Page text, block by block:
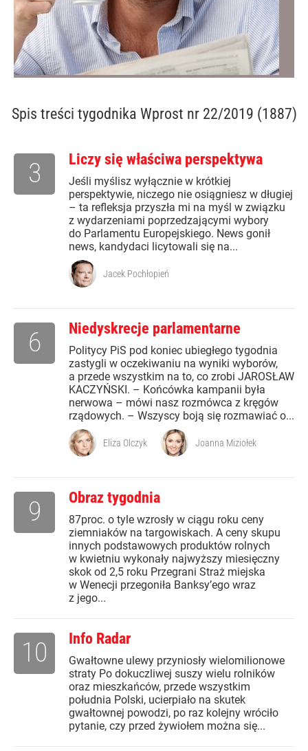
Spis treści tygodnika Wprost nr 22/2019 (1887)
Liczy się właściwa perspektywa
Jeśli myślisz wyłącznie w krótkiej
perspektywie, niczego nie osiągniesz w długiej
– ta refleksja przyszła mi na myśl w związku
z wydarzeniami poprzedzającymi wybory
do Parlamentu Europejskiego. News gonił
news, kandydaci licytowali się na...
3
Jacek Pochłopień
Niedyskrecje parlamentarne
Politycy PiS pod koniec ubiegłego tygodnia
zastygli w oczekiwaniu na wyniki wyborów,
a przede wszystkim na to, co zrobi JAROSŁAW
KACZYŃSKI. – Końcówka kampanii była
nerwowa – mówi nasz rozmówca z kręgów
rządowych. – Wszyscy boją się rozmawiać o...
6
Eliza Olczyk Joanna Miziołek
Obraz tygodnia
87proc. o tyle wzrosły w ciągu roku ceny
ziemniaków na targowiskach. A ceny skupu
innych podstawowych produktów rolnych
w kwietniu wykonały najwyższy miesięczny
skok od 2,5 roku Przegrani Straż miejska
w Wenecji przegoniła Banksy’ego wraz
z jego...
9
Info Radar
Gwałtowne ulewy przyniosły wielomilionowe
straty Po dokuczliwej suszy wielu rolników
oraz mieszkańców, przede wszystkim
południa Polski, ucierpiało na skutek
gwałtownej powodzi, po raz kolejny wróciło
pytanie, czy przed żywiołem można się...
10